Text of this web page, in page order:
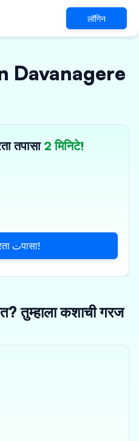
लॉगिन
in Davanagere
तपासा 2 मिनिटे!
आता पात्रता تपासा!
तुम्हाला कशाची गरज